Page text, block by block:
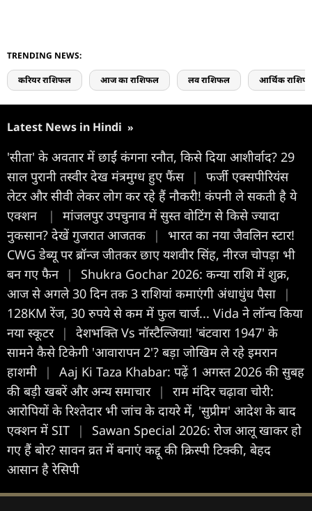
TRENDING NEWS:
करियर राशिफल आज का राशिफल लव राशिफल आर्थिक
Latest News in Hindi »
'सीता' के अवतार में छाईं कंगना रनौत, किसे दिया आशीर्वाद? 29
साल पुरानी तस्वीर देख मंत्रमुग्ध हुए फैंस |
फर्जी एक्सपीरियंस
लेटर और सीवी लेकर लोग कर रहे हैं नौकरी! कंपनी ले सकती है ये
एक्शन
|
मांजलपुर उपचुनाव में सुस्त वोटिंग से किसे ज्यादा
नुकसान? देखें गुजरात आजतक
|
भारत का नया जैवलिन स्टार!
CWG डेब्यू पर ब्रॉन्ज जीतकर छाए यशवीर सिंह, नीरज चोपड़ा भी
बन गए फैन |
Shukra Gochar 2026: कन्या राशि में शुक्र,
आज से अगले 30 दिन तक 3 राशियां कमाएंगी अंधाधुंध पैसा
|
128KM रेंज, 30 रुपये से कम में फुल चार्ज... Vida ने लॉन्च किया
नया स्कूटर |
देशभक्ति Vs नॉस्टैल्जिया! 'बंटवारा 1947' के
सामने कैसे टिकेगी 'आवारापन 2'? बड़ा जोखिम ले रहे इमरान
हाशमी
|
Aaj Ki Taza Khabar: पढ़ें 1 अगस्त 2026 की सुबह
की बड़ी खबरें और अन्य समाचार |
राम मंदिर चढ़ावा चोरी:
आरोपियों के रिश्तेदार भी जांच के दायरे में, 'सुप्रीम' आदेश के बाद
एक्शन में SIT
|
Sawan Special 2026: रोज आलू खाकर हो
गए हैं बोर? सावन व्रत में बनाएं कद्दू की क्रिस्पी टिक्की, बेहद
आसान है रेसिपी